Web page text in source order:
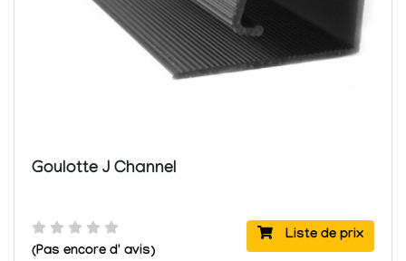
Goulotte J Channel
Liste de prix
(Pas encore d' avis)